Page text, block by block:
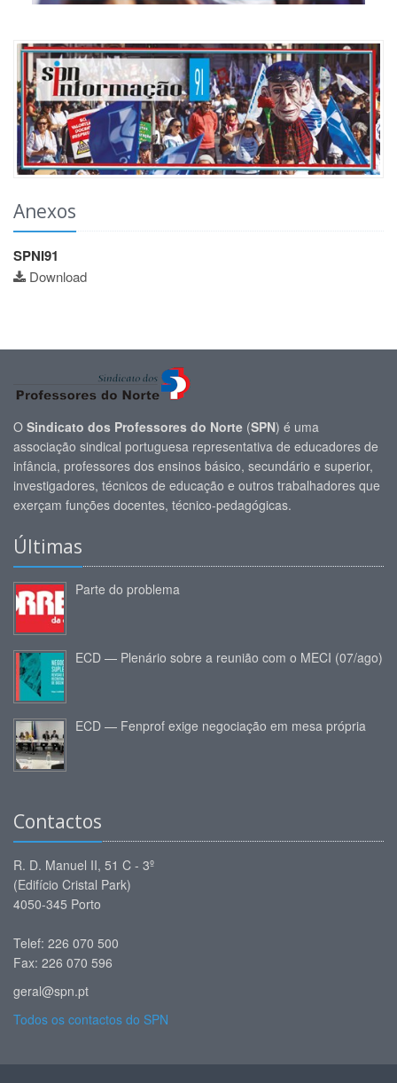
Anexos
SPNI91
Download
O Sindicato dos Professores do Norte (SPN) é uma
associação sindical portuguesa representativa de educadores de
infância, professores dos ensinos básico, secundário e superior,
investigadores, técnicos de educação e outros trabalhadores que
exerçam funções docentes, técnico-pedagógicas.
Últimas
Parte do problema
ECD — Plenário sobre a reunião com o MECI (07/ago)
ECD — Fenprof exige negociação em mesa própria
Contactos
R. D. Manuel II, 51 C - 3º
(Edifício Cristal Park)
4050-345 Porto
Telef: 226 070 500
Fax: 226 070 596
geral@spn.pt
Todos os contactos do SPN